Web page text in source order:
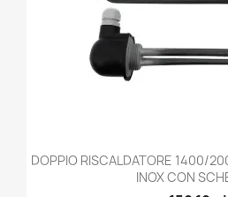
DOPPIO RISCALDATORE 1400/
INOX CON